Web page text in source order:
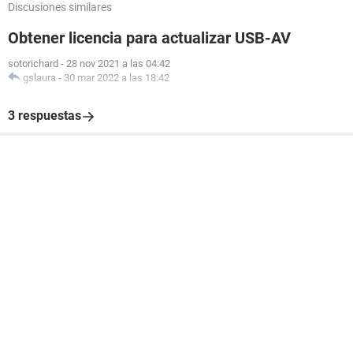
Discusiones similares
Obtener licencia para actualizar USB-AV
sotorichard - 28 nov 2021 a las 04:42
gslaura - 30 mar 2022 a las 18:42
3 respuestas